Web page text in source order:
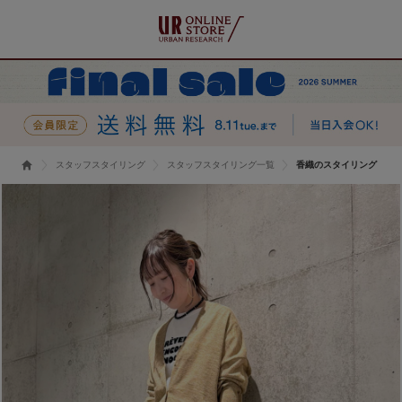
スタッフスタイリング スタッフスタイリング一覧 香織のスタイリング